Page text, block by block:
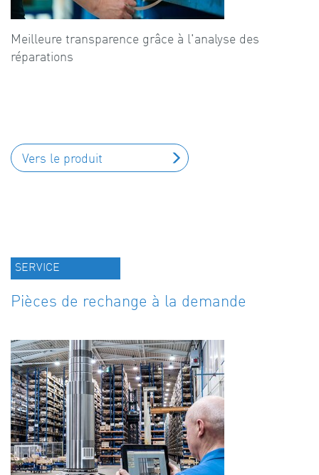
Meilleure transparence grâce à l'analyse des
réparations
Vers le produit
SERVICE
Pièces de rechange à la demande